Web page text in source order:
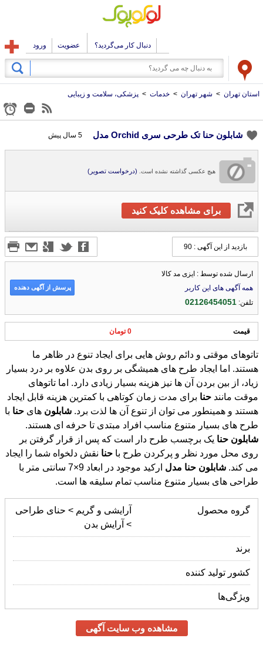
دنبال کار می‌گردید؟ عضویت ورود
استان تهران > شهر تهران > خدمات > پزشکی، سلامت و زیبایی
شابلون حنا تک طرحی سری Orchid مدل 5 سال پیش
هیچ عکسی گذاشته نشده است. (درخواست تصویر)
برای مشاهده کلیک کنید
بازدید از این آگهی : 90
ارسال شده توسط : ایزی مد کالا
همه آگهی های این کاربر
تلفن:02126454051
پرسش از آگهی دهنده
قیمت 0 تومان
تاتوهای موقتی و دائم روش هایی برای ایجاد تنوع در ظاهر ما
هستند. اما ایجاد طرح های همیشگی بر روی بدن علاوه بر درد بسیار
زیاد، از بین بردن آن ها نیز هزینه بسیار زیادی دارد. اما تاتوهای
موقت مانند حنا برای مدت زمان کوتاهی با کمترین هزینه قابل ایجاد
هستند و همینطور می توان از تنوع آن ها لذت برد. شابلون های حنا با
طرح های بسیار متنوع مناسب افراد مبتدی تا حرفه ای هستند.
شابلون حنا یک برچسب طرح دار است که پس از قرار گرفتن بر
روی محل مورد نظر و پرکردن طرح با حنا نقش دلخواه شما را ایجاد
می کند. شابلون حنا مدل
ارکید موجود در ابعاد 9×7 سانتی متر با
طراحی های بسیار متنوع مناسب تمام سلیقه ها است.
گروه محصول
آرایشی و گریم > حنای طراحی
> آرایش بدن
برند
کشور تولید کننده
ویژگی‌ها
مشاهده وب سایت آگهی